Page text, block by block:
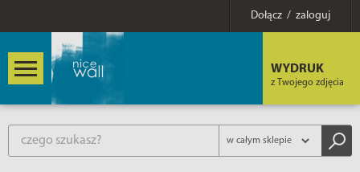
Dołącz / zaloguj
WYDRUK
z Twojego zdjęcia